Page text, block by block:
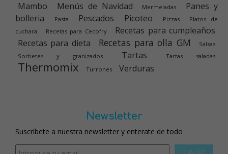
Mambo Menús de Navidad Mermeladas
Panes y
bolleria
Pasta Pescados Picoteo Pizzas
Platos de
cuchara
Recetas para Cecofry
Recetas para cumpleaños
Recetas para dieta
Recetas para olla GM
Salsas
Sorbetes y granizados
Tartas Tartas saladas
Thermomix Turrones Verduras
Newsletter
Suscríbete a nuestra newsletter y enterate de todo